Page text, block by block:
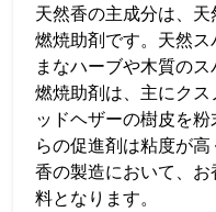
天然香の主成分は、
燃焼助剤です。天然
まなハーブや木質の
燃焼助剤は、主にク
ッドヘザーの樹皮を
らの促進剤は粘度が
香の製造において、
料となります。